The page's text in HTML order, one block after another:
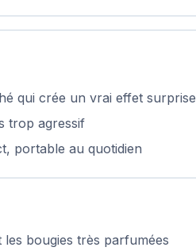
qui crée un vrai effet surprise
trop agressif
portable au quotidien
bougies très parfumées